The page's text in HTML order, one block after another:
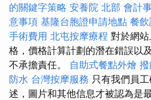
的關鍵字策略 安養院 北部 會計
意事項 基隆台胞證申請地點 餐
手術費用 北屯按摩療程 對於網
格，價格計算計劃的潛在錯誤以
不承擔責任。 自助式餐點外燴
防水 台灣按摩服務 只有我們員
述，圖片和其他信息才被認為是